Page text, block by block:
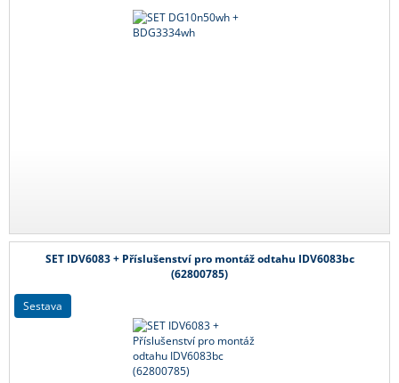
SET IDV6083 + Příslušenství pro montáž odtahu IDV6083bc
(62800785)
sestava